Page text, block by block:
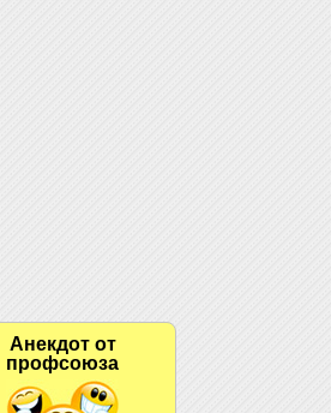
Анекдот от
профсоюза